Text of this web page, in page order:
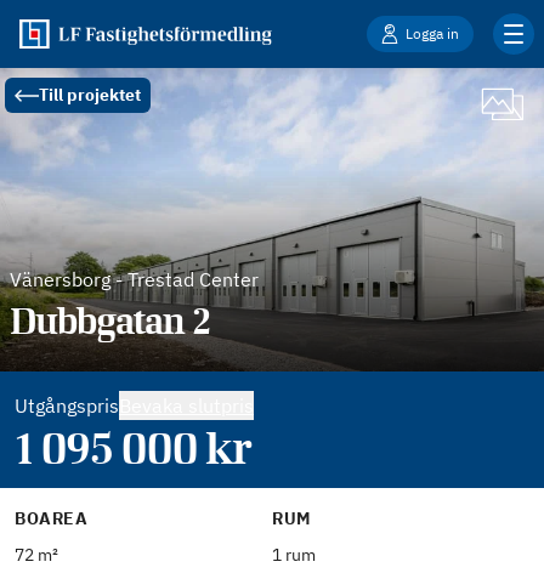
Logga in
Till projektet
Vänersborg-Trestad Center
Dubbgatan 2
Utgångspris
1 095 000kr
BOAREA
72 m²
RUM
1 rum